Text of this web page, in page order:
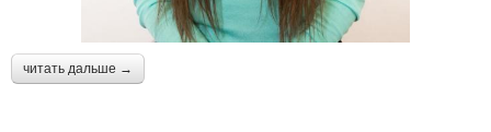
читать дальше →